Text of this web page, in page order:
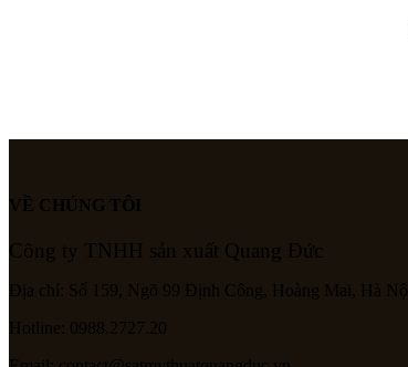
VỀ CHÚNG TÔI
Công ty TNHH sản xuất Quang Đức
Địa chỉ: Số 159, Ngõ 99 Định Công, Hoàng Mai, Hà Nội
Hotline: 0988.2727.20